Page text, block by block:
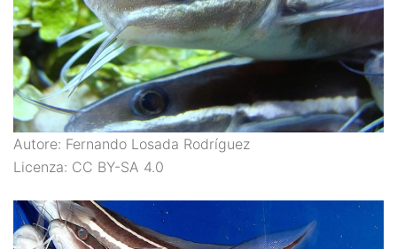
Autore: Fernando Losada Rodríguez
Licenza: CC BY-SA 4.0